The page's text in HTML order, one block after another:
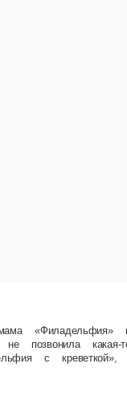
наконец-то собрали по
Состав Маки с тунцом,